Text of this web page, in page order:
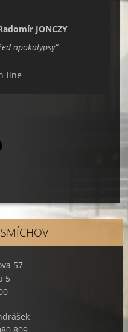
JONCZY
apokalypsy“
line
57
5